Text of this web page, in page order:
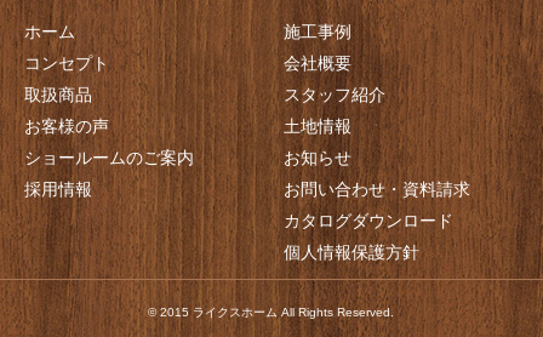
ホーム
コンセプト
取扱商品
お客様の声
ショールームのご案内
採用情報
施工事例
会社概要
スタッフ紹介
土地情報
お知らせ
お問い合わせ・資料請求
カタログダウンロード
個人情報保護方針
© 2015 ライクスホーム All Rights Reserved.